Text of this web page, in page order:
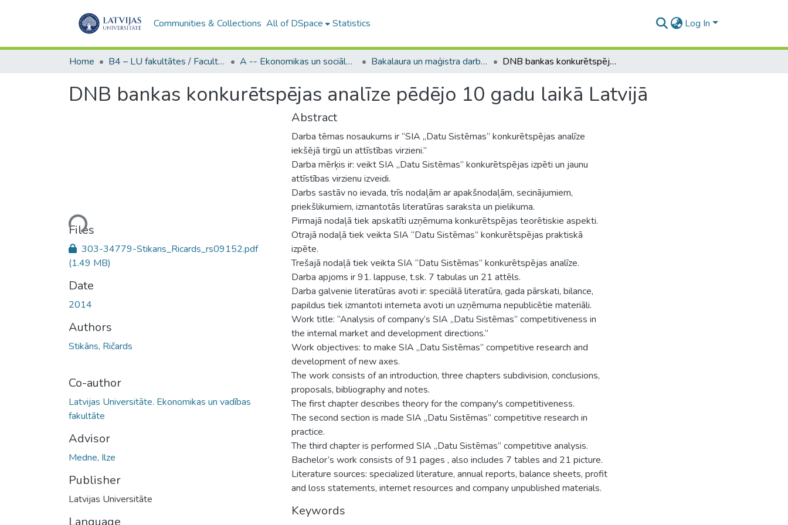
Communities & Collections All of DSpace Statistics Log In
Home B4 – LU fakultātes / Faculties of the UL A -- Ekonomikas un sociālo zinātņu fakultāte / Faculty of Economics and Social Sciences Bakalaura un maģistra darbi (ESZF) / Bachelor's and Master's theses DNB bankas konkurētspējas analīze pēdējo 10 gadu laikā Latvijā
DNB bankas konkurētspējas analīze pēdējo 10 gadu laikā Latvijā
Loading...
Files
303-34779-Stikans_Ricards_rs09152.pdf
(1.49 MB)
Date
2014
Authors
Stikāns, Ričards
Co-author
Latvijas Universitāte. Ekonomikas un vadības
fakultāte
Advisor
Medne, Ilze
Publisher
Latvijas Universitāte
Language
Abstract
Darba tēmas nosaukums ir “SIA „Datu Sistēmas” konkurētspējas analīze
iekšējā tirgū un attīstības virzieni.”
Darba mērķis ir: veikt SIA „Datu Sistēmas” konkurētspējas izpēti un jaunu
attīstības virzienu izveidi.
Darbs sastāv no ievada, trīs nodaļām ar apakšnodaļām, secinājumiem,
priekšlikumiem, izmantotās literatūras saraksta un pielikuma.
Pirmajā nodaļā tiek apskatīti uzņēmuma konkurētspējas teorētiskie aspekti.
Otrajā nodaļā tiek veikta SIA “Datu Sistēmas” konkurētspējas praktiskā
izpēte.
Trešajā nodaļā tiek veikta SIA “Datu Sistēmas” konkurētspējas analīze.
Darba apjoms ir 91. lappuse, t.sk. 7 tabulas un 21 attēls.
Darba galvenie literatūras avoti ir: speciālā literatūra, gada pārskati, bilance,
papildus tiek izmantoti interneta avoti un uzņēmuma nepublicētie materiāli.
Work title: “Analysis of company’s SIA „Datu Sistēmas” competitiveness in
the internal market and development directions.”
Work objectives: to make SIA „Datu Sistēmas” competitive research and
development of new axes.
The work consists of an introduction, three chapters subdivision, conclusions,
proposals, bibliography and notes.
The first chapter describes theory for the company's competitiveness.
The second section is made SIA „Datu Sistēmas” competitive research in
practice.
The third chapter is performed SIA „Datu Sistēmas” competitive analysis.
Bachelor’s work consists of 91 pages , also includes 7 tables and 21 picture.
Literature sources: specialized literature, annual reports, balance sheets, profit
and loss statements, internet resources and company unpublished materials.
Keywords